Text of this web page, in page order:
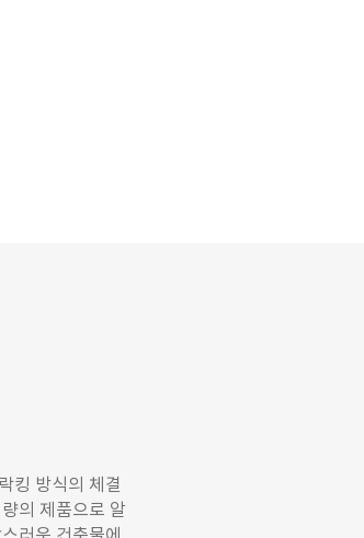
킹 방식의 체결
의 제품으로 알